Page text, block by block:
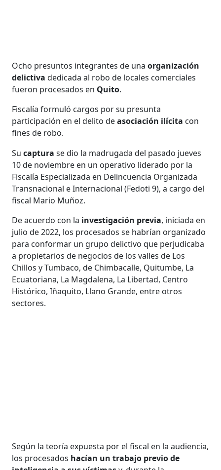
Ocho presuntos integrantes de unaorganización
delictivadedicada al robo de locales comerciales
fueron procesados en Quito.
Fiscalía formuló cargos por su presunta
participación en el delito deasociación ilícita con
fines de robo.
Sucaptura se dio la madrugada del pasado jueves
10 de noviembre en un operativo liderado por la
Fiscalía Especializada en Delincuencia Organizada
Transnacional e Internacional (Fedoti 9), a cargo del
fiscal Mario Muñoz.
De acuerdo con la investigación previa, iniciada en
julio de 2022, los procesados se habrían organizado
para conformar un grupo delictivo que perjudicaba
a propietarios de negocios de los valles de Los
Chillos y Tumbaco, de Chimbacalle, Quitumbe, La
Ecuatoriana, La Magdalena, La Libertad, Centro
Histórico, Iñaquito, Llano Grande, entre otros
sectores.
Según la teoría expuesta por el fiscal en la audiencia,
los procesados hacían un trabajo previo de